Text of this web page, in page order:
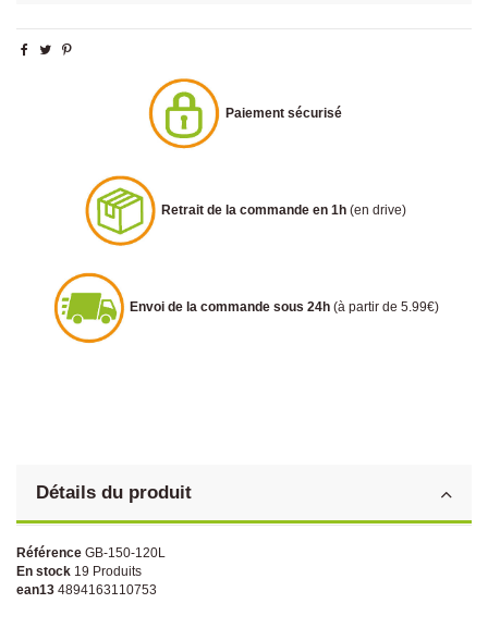
Paiement sécurisé
Retrait de la commande en 1h (en drive)
Envoi de la commande sous 24h (à partir de 5.99€)
Détails du produit
Référence GB-150-120L
En stock 19 Produits
ean13 4894163110753